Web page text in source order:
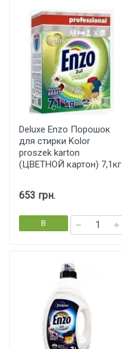
Deluxe Enzo Порошок
для стирки Kolor
proszek karton
(ЦВЕТНОЙ картон) 7,1кг
653 грн.
В
корзину